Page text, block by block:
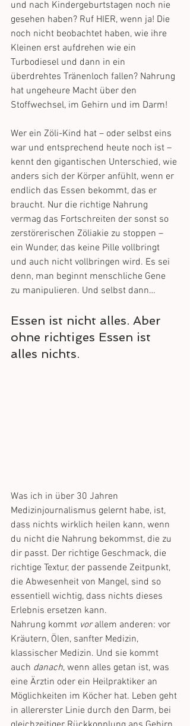
und nach Kindergeburtstagen noch nie
gesehen haben? Ruf HIER, wenn ja! Die
noch nicht beobachtet haben, wie ihre
Kleinen erst aufdrehen wie ein
Turbodiesel und dann in ein
überdrehtes Tränenloch fallen? Nahrung
hat ungeheure Macht über den
Stoffwechsel, im Gehirn und im Darm!
Wer ein Zöli-Kind hat – oder selbst eins
war und entsprechend heute noch ist –
kennt den gigantischen Unterschied, wie
anders sich der Körper anfühlt, wenn er
endlich das Essen bekommt, das er
braucht. Nur die richtige Nahrung
vermag das Fortschreiten der sonst so
zerstörerischen Zöliakie zu stoppen –
ein Wunder, das keine Pille vollbringt
und auch nicht vollbringen wird. Es sei
denn, man beginnt menschliche Gene
zu manipulieren. Und selbst dann…
Essen ist nicht alles. Aber
ohne richtiges Essen ist
alles nichts.
Was ich in über 30 Jahren
Medizinjournalismus gelernt habe, ist,
dass nichts wirklich heilen kann, wenn
du nicht die Nahrung bekommst, die zu
dir passt. Der richtige Geschmack, die
richtige Textur, der passende Zeitpunkt,
die Abwesenheit von Mangel, sind so
essentiell wichtig, dass nichts dieses
Erlebnis ersetzen kann.
Nahrung kommt vor allem anderen: vor
Kräutern, Ölen, sanfter Medizin,
klassischer Medizin. Und sie kommt
auch danach, wenn alles getan ist, was
eine Ärztin oder ein Heilpraktiker an
Möglichkeiten im Köcher hat. Leben geht
in allererster Linie durch den Darm, bei